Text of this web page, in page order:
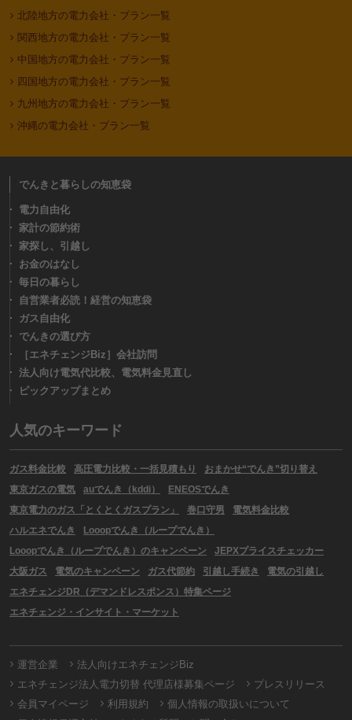
北陸地方の電力会社・プラン一覧
関西地方の電力会社・プラン一覧
中国地方の電力会社・プラン一覧
四国地方の電力会社・プラン一覧
九州地方の電力会社・プラン一覧
沖縄の電力会社・プラン一覧
でんきと暮らしの知恵袋
電力自由化
家計の節約術
家探し、引越し
お金のはなし
毎日の暮らし
自営業者必読！経営の知恵袋
ガス自由化
でんきの選び方
［エネチェンジBiz］会社訪問
法人向け電気代比較、電気料金見直し
ピックアップまとめ
人気のキーワード
ガス料金比較 高圧電力比較・一括見積もり
おまかせ“でんき”切り替え
東京ガスの電気
auでんき（kddi）
ENEOSでんき
東京電力のガス「とくとくガスプラン」
巻口守男
電気料金比較
ハルエネでんき
Looopでんき（ループでんき）
Looopでんき（ループでんき）のキャンペーン
JEPXプライスチェッカー
大阪ガス
電気のキャンペーン ガス代節約 引越し手続き
電気の引越し
エネチェンジDR（デマンドレスポンス）特集ページ
エネチェンジ・インサイト・マーケット
運営企業
法人向けエネチェンジBiz
エネチェンジ法人電力切替 代理店様募集ページ
プレスリリース
会員マイページ
利用規約
個人情報の取扱いについて